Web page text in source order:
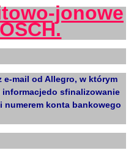
jonowe
e-mail od Allegro, w którym
sfinalizowanie
numerem konta bankowego